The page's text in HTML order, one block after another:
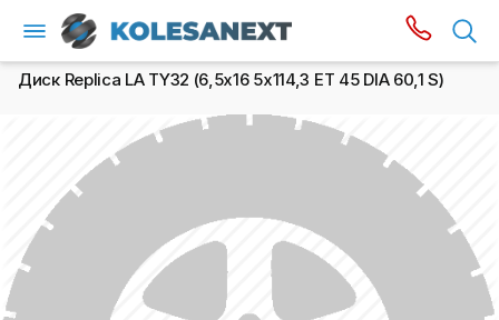
Диск Replica LA TY32 (6,5х16 5x114,3 ET 45 DIA 60,1 S)